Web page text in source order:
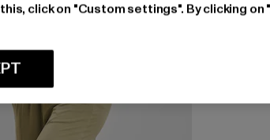
click on "Custom settings". By clicking